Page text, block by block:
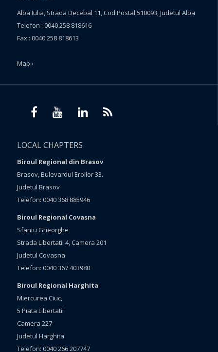
Alba Iulia, Strada Decebal 11, Cod Postal 510093, Judetul Alba
Telefon : 0040 258 818616
Fax : 0040 258 818613
Map ›
LOCAL CHAPTERS
Biroul Regional din Brasov
Brasov, Bulevardul Eroilor 33.
Judetul Brasov
Telefon: 0040 368 885946
Biroul Regional Covasna
Sfantu Gheorghe
Strada Libertatii 4, Camera 201
Judetul Covasna
Telefon: 0040 367 403980
Biroul Regional Harghita
Miercurea Ciuc,
5 Piata Libertatii
Camera 227
Judetul Harghita
Telefon: 0040 266 207747